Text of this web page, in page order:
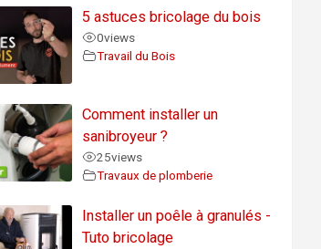
5 astuces bricolage du bois
0views
Travail du Bois
Comment installer un
sanibroyeur ?
25views
Travaux de plomberie
Installer un poêle à granulés -
Tuto bricolage